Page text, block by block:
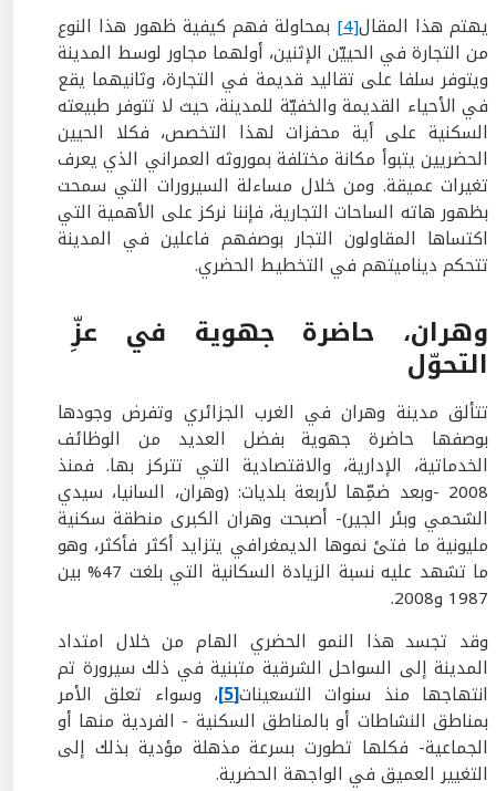
يهتم هذا المقال[4]
بمحاولة فهم كيفية ظهور هذا النوع
من التجارة في الحييّن الإثنين، أولهما مجاور لوسط المدينة
ويتوفر سلفا على تقاليد قديمة في التجارة، وثانيهما يقع
في الأحياء القديمة والخفيّة للمدينة، حيث لا تتوفر طبيعته
السكنية على أية محفزات لهذا التخصص، فكلا الحيين
الحضريين يتبوأ مكانة مختلفة بموروثه العمراني الذي يعرف
تغيرات عميقة. ومن خلال مساءلة السيرورات التي سمحت
بظهور هاته الساحات التجارية، فإننا نركز على الأهمية التي
اكتساها المقاولون التجار بوصفهم فاعلين في المدينة
تتحكم ديناميتهم في التخطيط الحضري.
وهران، حاضرة جهوية في عزِّ
التحوّل
تتألق مدينة وهران في الغرب الجزائري وتفرض وجودها
بوصفها حاضرة جهوية بفضل العديد من الوظائف
الخدماتية، الإدارية، والاقتصادية التي تتركز بها. فمنذ
2008 -وبعد ضمِّها لأربعة بلديات: (وهران، السانيا، سيدي
الشحمي وبئر الجير)- أصبحت وهران الكبرى منطقة سكنية
مليونية ما فتئ نموها الديمغرافي يتزايد أكثر فأكثر، وهو
ما تشهد عليه نسبة الزيادة السكانية التي بلغت 47% بين
1987 و2008.
وقد تجسد هذا النمو الحضري الهام من خلال امتداد
المدينة إلى السواحل الشرقية متبنية في ذلك سيرورة تم
انتهاجها منذ سنوات التسعينات[5] ، وسواء تعلق الأمر
بمناطق النشاطات أو بالمناطق السكنية - الفردية منها أو
الجماعية- فكلها تطورت بسرعة مذهلة مؤدية بذلك إلى
التغيير العميق في الواجهة الحضرية.